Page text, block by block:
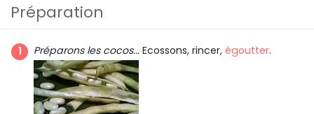
Préparation
Préparons les cocos... Ecossons, rincer, égoutter.